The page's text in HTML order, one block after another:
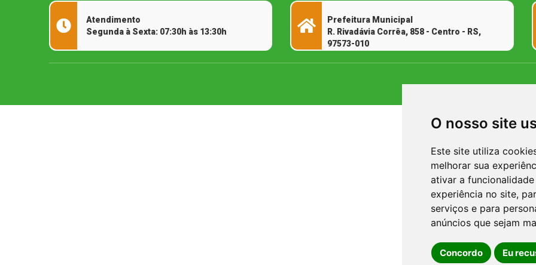
O nosso site
Este site utiliza
melhorar sua
ativar a
experiência no site,
serviços e para
anúncios que sejam
Concordo Eu
Atendimento
Segunda à Sexta: 07:30h às 13:30h
Prefeitura Municipal
R. Rivadávia Corrêa, 858 - Centro - RS,
97573-010